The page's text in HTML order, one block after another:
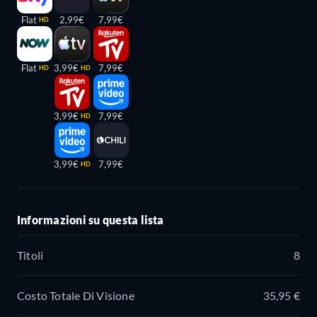
Flat HD
Flat HD
2,99€
3,99€ HD
3,99€ HD
3,99€ HD
7,99€
7,99€
7,99€
7,99€
Informazioni su questa lista
Titoli 8
Costo Totale Di Visione 35,95 €